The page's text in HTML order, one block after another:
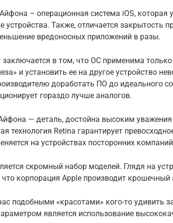
– операционная система iOS, которая
устройства. Также, отличается закрытость
вредоносных приложений в разы.
в том, что ОС применима
и установить ее на другое устройство
доработать ПО до идеального
гораздо лучше аналогов.
— деталь, достойна высоким уважения
технология Retina гарантирует
на устройствах посторонних
скромный набор моделей. Глядя на
корпорация Apple производит крошечный
подобными «красотами» кого-то удивить
является использование